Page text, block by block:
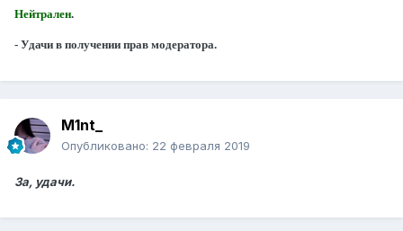
Нейтрален.
- Удачи в получении прав модератора.
M1nt_
Опубликовано: 22 февраля 2019
За, удачи.